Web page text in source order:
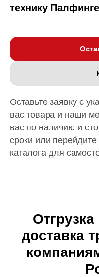
технику
Оставьте заявку с
вас товара и наши
вас по наличию и
сроки или
каталога для
доставка